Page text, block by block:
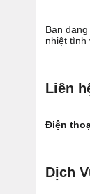
Bạn
nhiệt tình
Liên
Điện
Dịch